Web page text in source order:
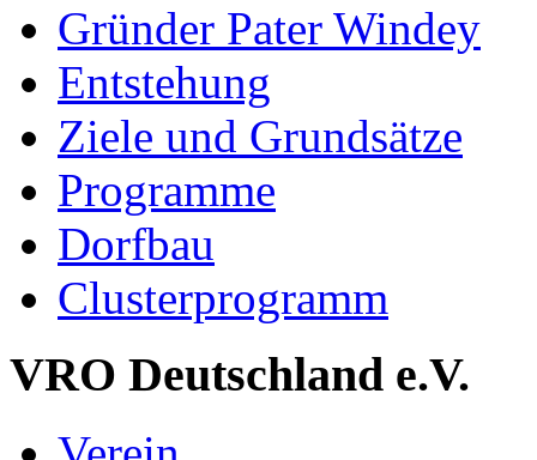
Gründer Pater Windey
Entstehung
Ziele und Grundsätze
Programme
Dorfbau
Clusterprogramm
VRO Deutschland e.V.